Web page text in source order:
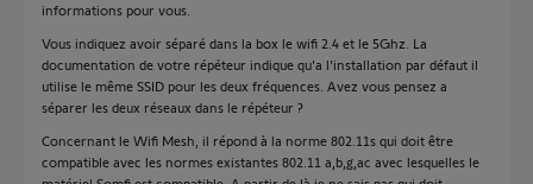
informations pour vous.
Vous indiquez avoir séparé dans la box le wifi 2.4 et le 5Ghz. La
documentation de votre répéteur indique qu'a l'installation par défaut il
utilise le même SSID pour les deux fréquences. Avez vous pensez a
séparer les deux réseaux dans le répéteur ?
Concernant le Wifi Mesh, il répond à la norme 802.11s qui doit être
compatible avec les normes existantes 802.11 a,b,g,ac avec lesquelles le